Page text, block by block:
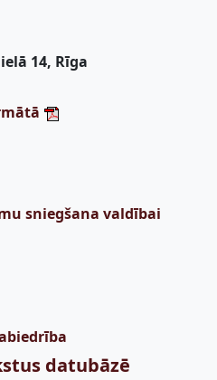
14, Rīga
sniegšana valdībai
datubāzē